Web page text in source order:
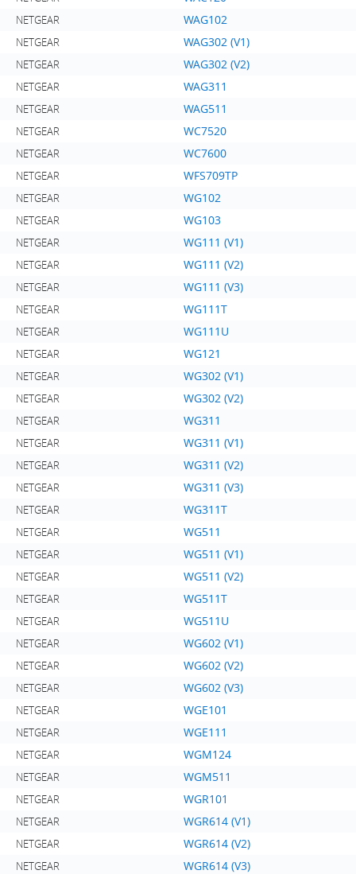
NETGEAR WAG102
NETGEAR WAG302 (V1)
NETGEAR WAG302 (V2)
NETGEAR WAG311
NETGEAR WAG511
NETGEAR WC7520
NETGEAR WC7600
NETGEAR WFS709TP
NETGEAR WG102
NETGEAR WG103
NETGEAR WG111 (V1)
NETGEAR WG111 (V2)
NETGEAR WG111 (V3)
NETGEAR WG111T
NETGEAR WG111U
NETGEAR WG121
NETGEAR WG302 (V1)
NETGEAR WG302 (V2)
NETGEAR WG311
NETGEAR WG311 (V1)
NETGEAR WG311 (V2)
NETGEAR WG311 (V3)
NETGEAR WG311T
NETGEAR WG511
NETGEAR WG511 (V1)
NETGEAR WG511 (V2)
NETGEAR WG511T
NETGEAR WG511U
NETGEAR WG602 (V1)
NETGEAR WG602 (V2)
NETGEAR WG602 (V3)
NETGEAR WGE101
NETGEAR WGE111
NETGEAR WGM124
NETGEAR WGM511
NETGEAR WGR101
NETGEAR WGR614 (V1)
NETGEAR WGR614 (V2)
NETGEAR WGR614 (V3)